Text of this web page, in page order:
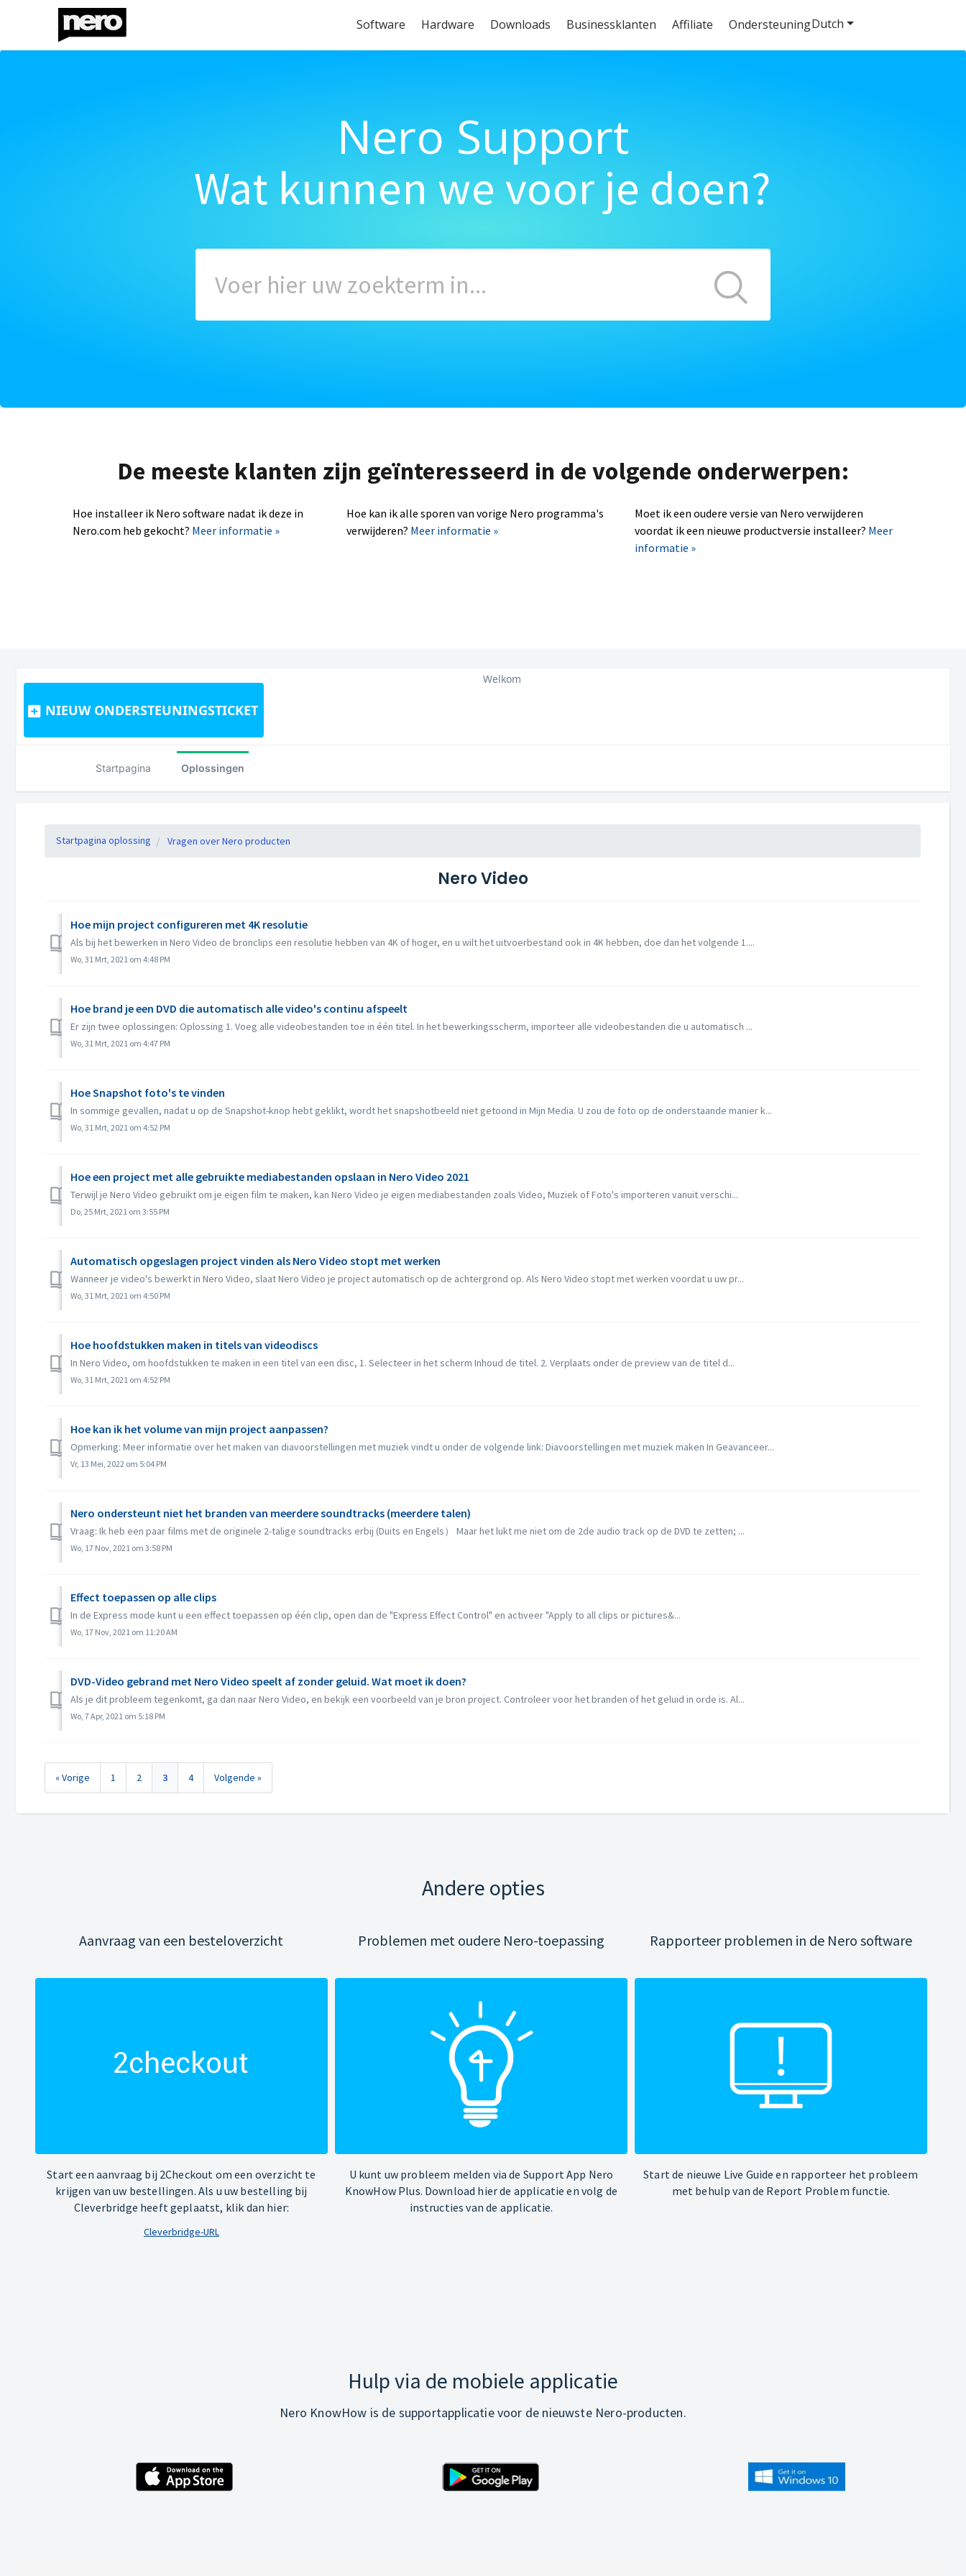
Software Hardware Downloads Businessklanten Affiliate Ondersteuning
Nero Support
Wat kunnen we voor je doen?
De meeste klanten zijn geïnteresseerd in de volgende onderwerpen:
Hoe installeer ik Nero software nadat ik deze in
Nero.com heb gekocht? Meer informatie »
Hoe kan ik alle sporen van vorige Nero programma's
verwijderen? Meer informatie »
Moet ik een oudere versie van Nero verwijderen
voordat ik een nieuwe productversie installeer? Meer
informatie »
NIEUW ONDERSTEUNINGSTICKET
Dutch
Welkom
Startpagina Oplossingen
Startpagina oplossing Vragen over Nero producten
Nero Video
Hoe mijn project configureren met 4K resolutie
Als bij het bewerken in Nero Video de bronclips een resolutie hebben van 4K of hoger, en u wilt het uitvoerbestand ook in 4K hebben, doe dan het volgende 1....
Wo, 31 Mrt, 2021 om 4:48 PM
Hoe brand je een DVD die automatisch alle video's continu afspeelt
Er zijn twee oplossingen: Oplossing 1. Voeg alle videobestanden toe in één titel. In het bewerkingsscherm, importeer alle videobestanden die u automatisch ...
Wo, 31 Mrt, 2021 om 4:47 PM
Hoe Snapshot foto's te vinden
In sommige gevallen, nadat u op de Snapshot-knop hebt geklikt, wordt het snapshotbeeld niet getoond in Mijn Media. U zou de foto op de onderstaande manier k...
Wo, 31 Mrt, 2021 om 4:52 PM
Hoe een project met alle gebruikte mediabestanden opslaan in Nero Video 2021
Terwijl je Nero Video gebruikt om je eigen film te maken, kan Nero Video je eigen mediabestanden zoals Video, Muziek of Foto's importeren vanuit verschi...
Do, 25 Mrt, 2021 om 3:55 PM
Automatisch opgeslagen project vinden als Nero Video stopt met werken
Wanneer je video's bewerkt in Nero Video, slaat Nero Video je project automatisch op de achtergrond op. Als Nero Video stopt met werken voordat u uw pr...
Wo, 31 Mrt, 2021 om 4:50 PM
Hoe hoofdstukken maken in titels van videodiscs
In Nero Video, om hoofdstukken te maken in een titel van een disc, 1. Selecteer in het scherm Inhoud de titel. 2. Verplaats onder de preview van de titel d...
Wo, 31 Mrt, 2021 om 4:52 PM
Hoe kan ik het volume van mijn project aanpassen?
Opmerking: Meer informatie over het maken van diavoorstellingen met muziek vindt u onder de volgende link: Diavoorstellingen met muziek maken In Geavanceer...
Vr, 13 Mei, 2022 om 5:04 PM
Nero ondersteunt niet het branden van meerdere soundtracks (meerdere talen)
Vraag: Ik heb een paar films met de originele 2-talige soundtracks erbij (Duits en Engels） Maar het lukt me niet om de 2de audio track op de DVD te zetten; ...
Wo, 17 Nov, 2021 om 3:58 PM
Effect toepassen op alle clips
In de Express mode kunt u een effect toepassen op één clip, open dan de "Express Effect Control" en activeer "Apply to all clips or pictures&...
Wo, 17 Nov, 2021 om 11:20 AM
DVD-Video gebrand met Nero Video speelt af zonder geluid. Wat moet ik doen?
Als je dit probleem tegenkomt, ga dan naar Nero Video, en bekijk een voorbeeld van je bron project. Controleer voor het branden of het geluid in orde is. Al...
Wo, 7 Apr, 2021 om 5:18 PM
« Vorige 1 2 3 4 Volgende »
Andere opties
Aanvraag van een besteloverzicht
Start een aanvraag bij 2Checkout om een overzicht te
krijgen van uw bestellingen. Als u uw bestelling bij
Cleverbridge heeft geplaatst, klik dan hier:
Cleverbridge-URL
Problemen met oudere Nero-toepassing
U kunt uw probleem melden via de Support App Nero
KnowHow Plus. Download hier de applicatie en volg de
instructies van de applicatie.
Rapporteer problemen in de Nero software
Start de nieuwe Live Guide en rapporteer het probleem
met behulp van de Report Problem functie.
Hulp via de mobiele applicatie
Nero KnowHow is de supportapplicatie voor de nieuwste Nero-producten.